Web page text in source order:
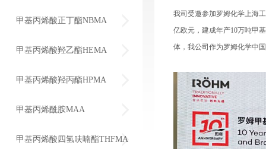
甲基丙烯酸正丁酯NBMA
甲基丙烯酸羟乙酯HEMA
甲基丙烯酸羟丙酯HPMA
甲基丙烯酰胺MAA
甲基丙烯酸四氢呋喃酯THFMA
我司受邀参加罗姆化学上海
亿欧元，建成年产10万吨甲
体，我公司作为罗姆化学中